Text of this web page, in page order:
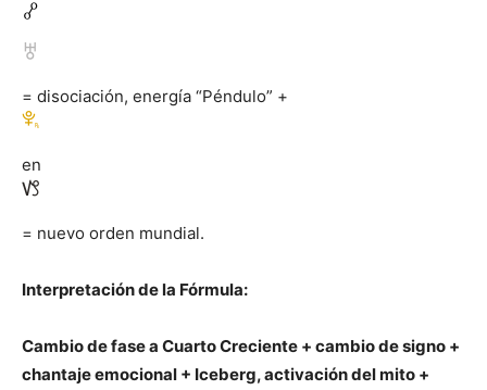
= disociación, energía “Péndulo” +
en
= nuevo orden mundial.
Interpretación de la Fórmula:
Cambio de fase a Cuarto Creciente + cambio de signo +
chantaje emocional + Iceberg, activación del mito +